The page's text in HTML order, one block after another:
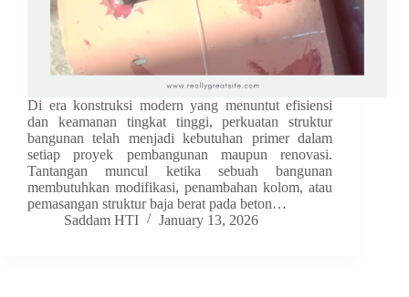
Di era konstruksi modern yang menuntut efisiensi
dan keamanan tingkat tinggi, perkuatan struktur
bangunan telah menjadi kebutuhan primer dalam
setiap proyek pembangunan maupun renovasi.
Tantangan muncul ketika sebuah bangunan
membutuhkan modifikasi, penambahan kolom, atau
pemasangan struktur baja berat pada beton…
Saddam HTI
January 13, 2026